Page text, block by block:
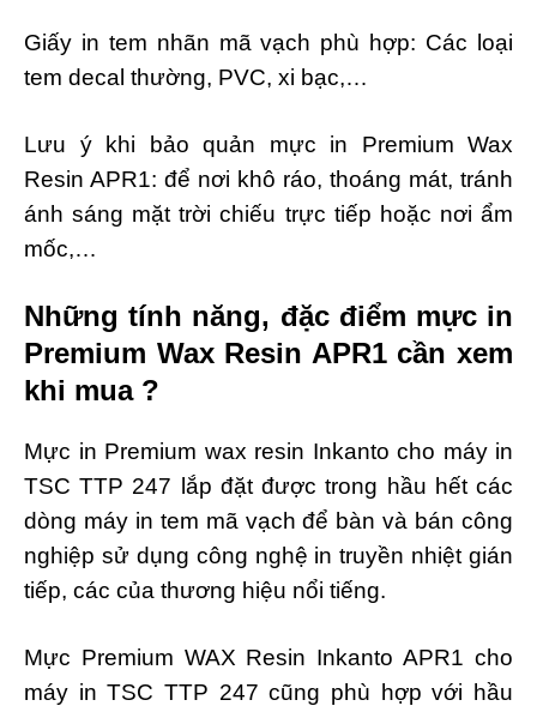
Giấy in tem nhãn mã vạch phù hợp: Các loại
tem decal thường, PVC, xi bạc,…
Lưu ý khi bảo quản mực in Premium Wax
Resin APR1: để nơi khô ráo, thoáng mát, tránh
ánh sáng mặt trời chiếu trực tiếp hoặc nơi ẩm
mốc,…
Những tính năng, đặc điểm mực in
Premium Wax Resin APR1 cần xem
khi mua ?
Mực in Premium wax resin Inkanto cho máy in
TSC TTP 247 lắp đặt được trong hầu hết các
dòng máy in tem mã vạch để bànvà bán công
nghiệp sử dụng công nghệ in truyền nhiệt gián
tiếp, các của thương hiệu nổi tiếng.
Mực Premium WAX Resin Inkanto APR1 cho
máy in TSC TTP 247 cũng phù hợp với hầu